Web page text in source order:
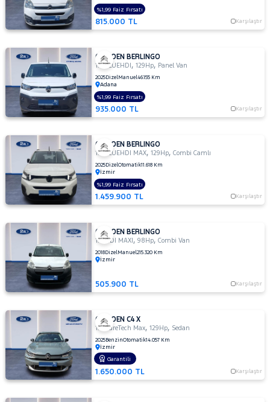
815.000 TL Karşılaştır
%1,99 Faiz Fırsatı
CITROEN BERLINGO
1.5 BLUEHDI ,129Hp, Panel Van
2025DizelManuel46.155 Km
Adana
935.000 TL Karşılaştır
%1,99 Faiz Fırsatı
CITROEN BERLINGO
1.5 BLUEHDI MAX,129Hp,Combi Camlı
2025DizelOtomatik11.618 Km
İzmir
1.459.900 TL Karşılaştır
%1,99 Faiz Fırsatı
CITROEN BERLINGO
1.6 HDI MAXI ,98Hp,Combi Van
2018DizelManuel215.320 Km
İzmir
505.900 TL Karşılaştır
CITROEN C4 X
1.2 PureTech Max,129Hp, Sedan
2025BenzinOtomatik14.057 Km
İzmir
1.650.000 TL Karşılaştır
Garantili